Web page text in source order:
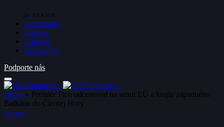
24. JÚLA 2026
Ekonomika
Zdravie
Lifestyle
Rozhovory
Podporte nás
Home » Premiér Fico odcestoval na samit EÚ a krajín západného
Balkánu do Čiernej Hory
POLITIKA